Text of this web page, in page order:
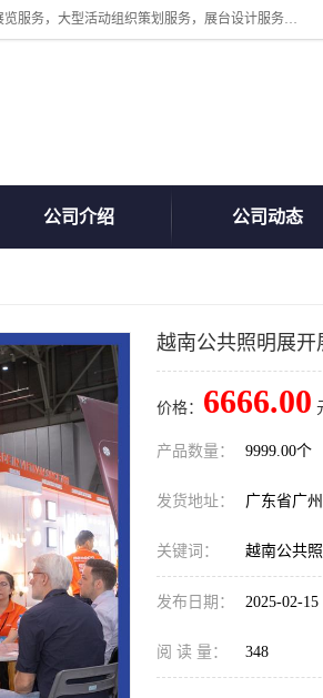
广州中际展览策划有限公司成立于2005年，注册地位于广州市番禺区洛浦街。经营范围包括会议及展览服务，大型活动组织策划服务，展台设计服务，广告业等；主要从事国外广告、标识、印花、LED、照明、光电、灯光、音响、视听、电子展览会等，展位预定-展品运输-签证-行程安排-补贴一站式服务。
公司介绍 公司动态
越南公共照明展开
价格： 6666.00
产品数量： 9999.00个
发货地址： 广东省广
关键词： 越南公共
发布日期： 2025-02-15
阅 读 量： 348